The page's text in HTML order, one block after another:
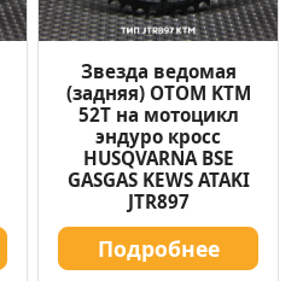
Звезда ведомая
(задняя) OTOM KTM
52Т на мотоцикл
эндуро кросс
HUSQVARNA BSE
GASGAS KEWS ATAKI
JTR897
Подробнее